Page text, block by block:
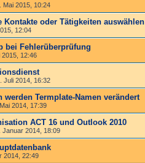
Mai 2015, 10:24
oder Tätigkeiten auswählen
12:04
bei Fehlerüberprüfung
2015, 12:46
Juli 2014, 16:32
werden Termplate-Namen verändert
2014, 17:39
ACT 16 und Outlook 2010
Januar 2014, 18:09
2014, 22:49